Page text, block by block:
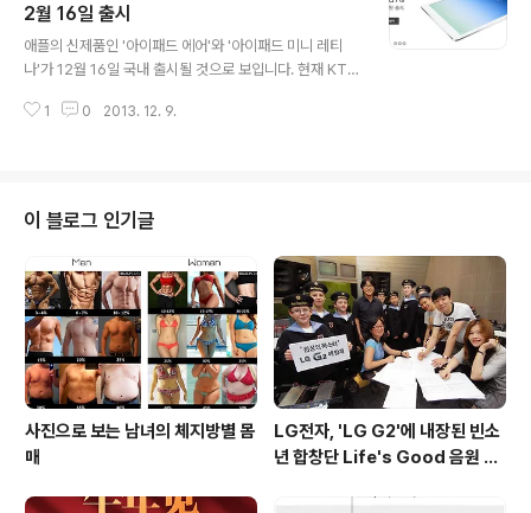
입니다. 중국은 바이두가 비트코인을 받기 시작하자 비트
코인 확산에 대한 기대감으로 중국 투자자들이 몰리면서 2
00달러에 머물던 비트코인 가격은 500달러대까지 뛰었
“비트코인은 장기적으로 빠르고 안전하며 효율적인 지급
2월 16일 출시
애플의 신제품인 '아이패드 에어'와 '아이패드 미니 레티
나'가 12월 16일 국내 출시될 것으로 보입니다. 현재 KT
가 표시되고 있으며, KT외에 SK도 동시에 출시할 것으로
월 16일(월) 출시가 확실해 보입니다. 또한 아이패드 에어
및 아이패드 미니 레티나의 출시 예상 가격은 다음과 같습
니다. 아이패드 에어 WiFi : 50만 ~ 아이패드 에어 셀룰러
(LTE) : 65만 ~ 아이패드 미니 레티나 WiFi : 62만 ~ 아
이패드 미니 레티나 셀룰러(LTE) : ..
1 0 2013. 12. 9.
이 블로그 인기글
사진으로 보는 남녀의 체지방별 몸
매
LG전자, 'LG G2'에 내장된 빈소
년 합창단 Life's Good 음원 공